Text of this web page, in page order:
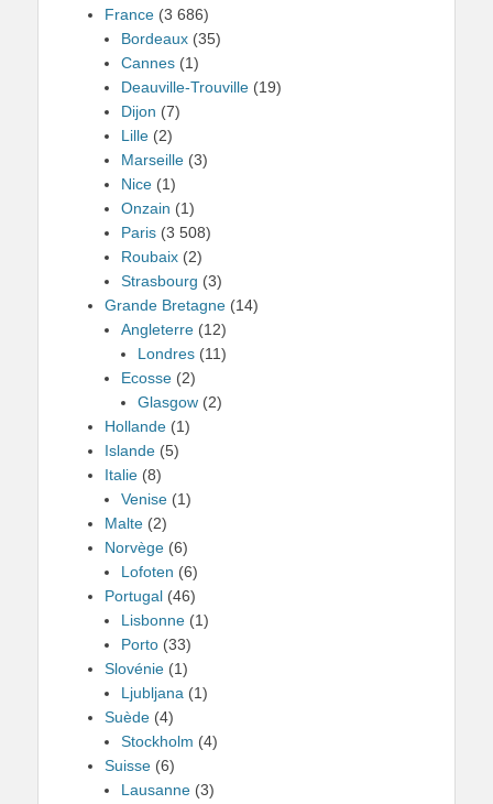
France (3 686)
Bordeaux (35)
Cannes (1)
Deauville-Trouville (19)
Dijon (7)
Lille (2)
Marseille (3)
Nice (1)
Onzain (1)
Paris (3 508)
Roubaix (2)
Strasbourg (3)
Grande Bretagne (14)
Angleterre (12)
Londres (11)
Ecosse (2)
Glasgow (2)
Hollande (1)
Islande (5)
Italie (8)
Venise (1)
Malte (2)
Norvège (6)
Lofoten (6)
Portugal (46)
Lisbonne (1)
Porto (33)
Slovénie (1)
Ljubljana (1)
Suède (4)
Stockholm (4)
Suisse (6)
Lausanne (3)